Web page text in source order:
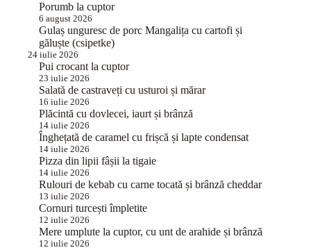
Porumb la cuptor
6 august 2026
Gulaș unguresc de porc Mangalița cu cartofi și
găluște (csipetke)
24 iulie 2026
Pui crocant la cuptor
23 iulie 2026
Salată de castraveți cu usturoi și mărar
16 iulie 2026
Plăcintă cu dovlecei, iaurt și brânză
14 iulie 2026
Înghețată de caramel cu frișcă și lapte condensat
14 iulie 2026
Pizza din lipii fâșii la tigaie
14 iulie 2026
Rulouri de kebab cu carne tocată și brânză cheddar
13 iulie 2026
Cornuri turcești împletite
12 iulie 2026
Mere umplute la cuptor, cu unt de arahide și brânză
12 iulie 2026